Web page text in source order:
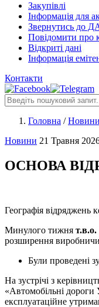
Закупівлі
Інформація для
Звернутись до
Повідомити про
Відкриті дані
Інформація
Контакти
Головна /Новини
Новини 21 Травня
ОСНОВА
Географія відряджень
Минулого тижня
розширення
Були проведені
На зустрічі з
«Автомобільні
експлуатаційне